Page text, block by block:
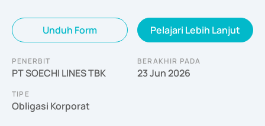
Unduh Form Pelajari Lebih Lanjut
PENERBIT
PT SOECHI LINES TBK
BERAKHIR PADA
23 Jun 2026
TIPE
Obligasi Korporat